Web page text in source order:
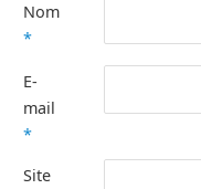
Nom
*
E-
mail
*
Site